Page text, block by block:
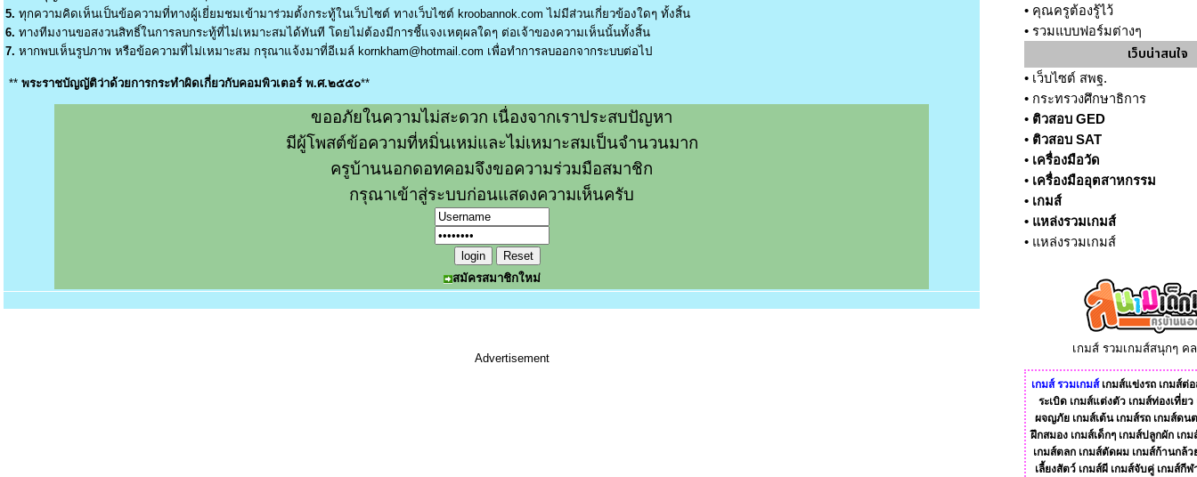
5. ทุกความคิดเห็นเป็นข้อความที่ทางผู้เยี่ยมชมเข้ามาร่วมตั้งกระทู้ในเว็บไซต์ ทางเว็บไซต์ kroobannok.com ไม่มีส่วนเกี่ยวข้องใดๆ ทั้งสิ้น
6. ทางทีมงานขอสงวนสิทธิ์ในการลบกระทู้ที่ไม่เหมาะสมได้ทันที โดยไม่ต้องมีการชี้แจงเหตุผลใดๆ ต่อเจ้าของความเห็นนั้นทั้งสิ้น
7. หากพบเห็นรูปภาพ หรือข้อความที่ไม่เหมาะสม กรุณาแจ้งมาที่อีเมล์ kornkham@hotmail.com เพื่อทำการลบออกจากระบบต่อไป
** พระราชบัญญัติว่าด้วยการกระทำผิดเกี่ยวกับคอมพิวเตอร์ พ.ศ.๒๕๕๐**
ขออภัยในความไม่สะดวก เนื่องจากเราประสบปัญหา
มีผู้โพสต์ข้อความที่หมิ่นเหม่และไม่เหมาะสมเป็นจำนวนมาก
ครูบ้านนอกดอทคอมจึงขอความร่วมมือสมาชิก
กรุณาเข้าสู่ระบบก่อนแสดงความเห็นครับ
สมัครสมาชิกใหม่
Advertisement
• คุณครูต้องรู้ไว้
• รวมแบบฟอร์มต่างๆ
เว็บน่าสนใจ
• เว็บไซต์ สพฐ.
• กระทรวงศึกษาธิการ
• ติวสอบ GED
• ติวสอบ SAT
• เครื่องมือวัด
• เครื่องมืออุตสาหกรรม
• เกมส์
• แหล่งรวมเกมส์
• แหล่งรวมเกมส์
เกมส์ รวมเกมส์สนุกๆ ค
เกมส์ รวมเกมส์ เกมส์แข่งรถ เกมส์ต่อ
ระเบิด เกมส์แต่งตัว เกมส์ท่องเที่ยว
ผจญภัย เกมส์เต้น เกมส์รถ เกมส์ดน
ฝึกสมอง เกมส์เด็กๆ เกมส์ปลูกผัก เก
เกมส์ตลก เกมส์ตัดผม เกมส์ก้านกล้ว
เลี้ยงสัตว์ เกมส์ผี เกมส์จับคู่ เกมส์กีฬ